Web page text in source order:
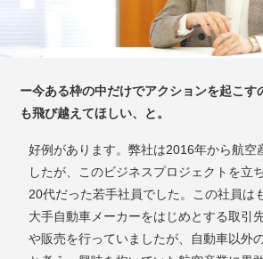
ー今ある枠の中だけでアクションを起こす
も飛び越えてほしい、と。
好例があります。弊社は2016年から航空
したが、このビジネスプロジェクトを立
20代だった若手社員でした。この社員は
大手自動車メーカーをはじめとする取引
や販売を行っていましたが、自動車以外